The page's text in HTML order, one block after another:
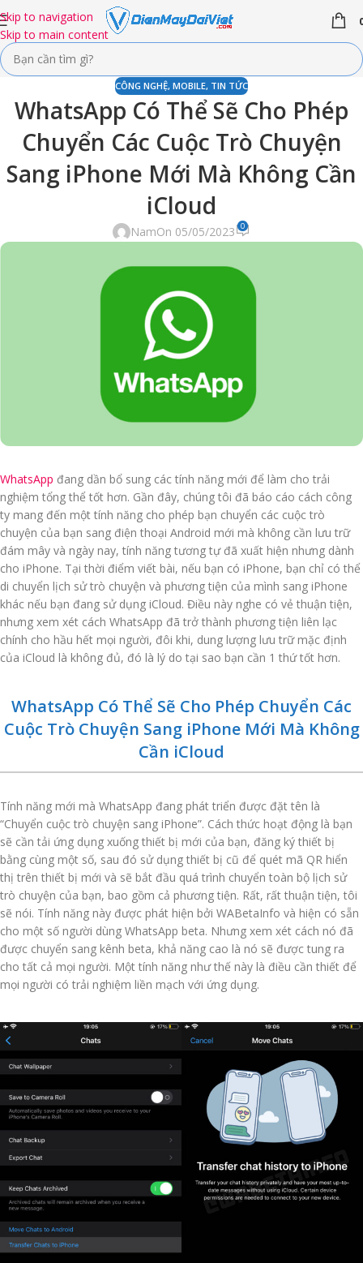
Skip to navigation
Skip to main content
CÔNG NGHỆ, MOBILE, TIN TỨC
WhatsApp Có Thể Sẽ Cho Phép
Chuyển Các Cuộc Trò Chuyện
Sang iPhone Mới Mà Không Cần
iCloud
NamOn 05/05/2023 0
WhatsApp đang dần bổ sung các tính năng mới để làm cho trải
nghiệm tổng thể tốt hơn. Gần đây, chúng tôi đã báo cáo cách công
ty mang đến một tính năng cho phép bạn chuyển các cuộc trò
chuyện của bạn sang điện thoại Android mới mà không cần lưu trữ
đám mây và ngày nay, tính năng tương tự đã xuất hiện nhưng dành
cho iPhone. Tại thời điểm viết bài, nếu bạn có iPhone, bạn chỉ có thể
di chuyển lịch sử trò chuyện và phương tiện của mình sang iPhone
khác nếu bạn đang sử dụng iCloud. Điều này nghe có vẻ thuận tiện,
nhưng xem xét cách WhatsApp đã trở thành phương tiện liên lạc
chính cho hầu hết mọi người, đôi khi, dung lượng lưu trữ mặc định
của iCloud là không đủ, đó là lý do tại sao bạn cần 1 thứ tốt hơn.
WhatsApp Có Thể Sẽ Cho Phép Chuyển Các
Cuộc Trò Chuyện Sang iPhone Mới Mà Không
Cần iCloud
Tính năng mới mà WhatsApp đang phát triển được đặt tên là
“Chuyển cuộc trò chuyện sang iPhone”. Cách thức hoạt động là bạn
sẽ cần tải ứng dụng xuống thiết bị mới của bạn, đăng ký thiết bị
bằng cùng một số, sau đó sử dụng thiết bị cũ để quét mã QR hiển
thị trên thiết bị mới và sẽ bắt đầu quá trình chuyển toàn bộ lịch sử
trò chuyện của bạn, bao gồm cả phương tiện. Rất, rất thuận tiện, tôi
sẽ nói. Tính năng này được phát hiện bởi WABetaInfo và hiện có sẵn
cho một số người dùng WhatsApp beta. Nhưng xem xét cách nó đã
được chuyển sang kênh beta, khả năng cao là nó sẽ được tung ra
cho tất cả mọi người. Một tính năng như thế này là điều cần thiết để
mọi người có trải nghiệm liền mạch với ứng dụng.